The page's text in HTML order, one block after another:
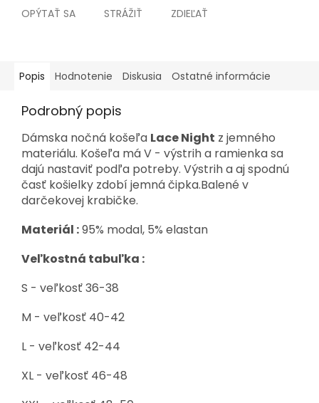
OPÝTAŤ SA STRÁŽIŤ ZDIEĽAŤ
Popis Hodnotenie Diskusia Ostatné informácie
Podrobný popis
Dámska nočná košeľa Lace Night z jemného
materiálu. Košeľa má V - výstrih a ramienka sa
dajú nastaviť podľa potreby. Výstrih a aj spodnú
časť košielky zdobí jemná čipka.Balené v
darčekovej krabičke.
Materiál :95% modal, 5% elastan
Veľkostná tabuľka :
S - veľkosť 36-38
M - veľkosť 40-42
L - veľkosť 42-44
XL - veľkosť 46-48